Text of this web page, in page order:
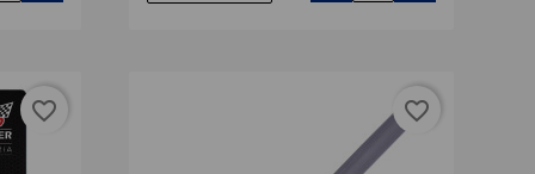
favorite_border favorite_border